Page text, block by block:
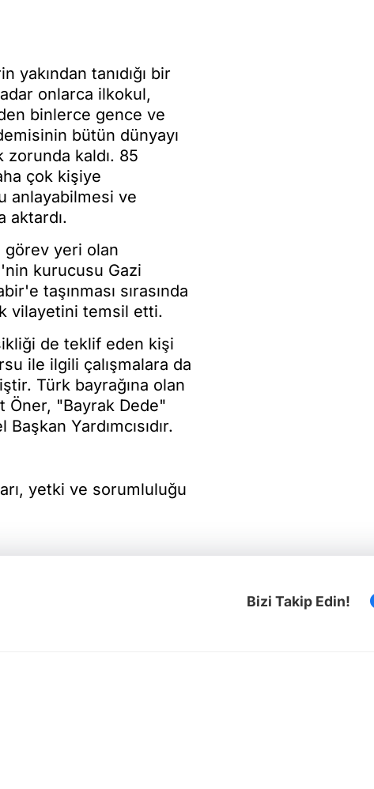
tanıdığı bir
onlarca ilkokul,
binlerce gence ve
bütün dünyayı
zorunda kaldı. 85
çok kişiye
anlayabilmesi ve
aktardı.
görev yeri olan
kurucusu Gazi
taşınması sırasında
vilayetini temsil etti.
de teklif eden kişi
ile ilgili çalışmalara da
Türk bayrağına olan
Öner, "Bayrak Dede"
Yardımcısıdır.
yetki ve sorumluluğu
Bizi Takip Edin!